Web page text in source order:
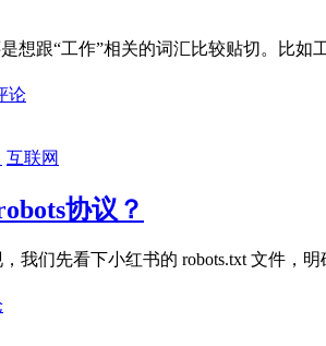
想跟“工作”相关的词汇比较贴切。比
论
互联网
协议？
我们先看下小红书的 robots.txt 文件，